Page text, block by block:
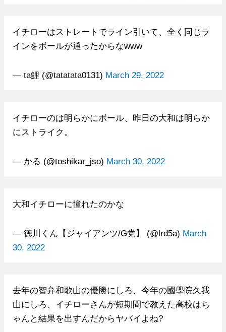
イチローはストレートでライン引いて、全く同じラ
インをボールが通ったからなwww
— ta鯉 (@tatatata0131) March 29, 2022
イチローのは明らかにボール、昨日の大和は明らか
にストライク。
— かる (@toshikar_jso) March 30, 2022
大和イチローに憧れたのかな
— 徳川くん【ジャイアンツ/G党】 (@lrd5a) March
30, 2022
去年の智弁和歌山の優勝にしろ、今年の國學院久我
山にしろ、イチローさんが短期間で教えた高校はち
ゃんと結果を出すんだからヤバイよね?